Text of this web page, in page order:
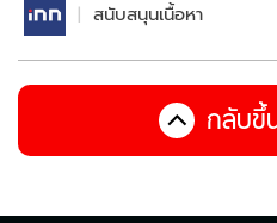
สนับสนุนเนื้อหา
กลับขึ้